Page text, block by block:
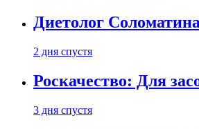
Диетолог
2 дня спустя
Роскачество: Для
3 дня спустя